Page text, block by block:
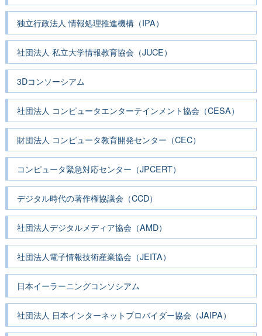
独立行政法人 情報処理推進機構（IPA）
社団法人 私立大学情報教育協会（JUCE）
3Dコンソーシアム
社団法人 コンピュータエンターテインメント協会（CESA）
財団法人 コンピュータ教育開発センター（CEC）
コンピュータ緊急対応センター（JPCERT）
デジタル時代の著作権協議会（CCD）
社団法人デジタルメディア協会（AMD）
社団法人電子情報技術産業協会（JEITA）
日本イーラーニングコンソシアム
社団法人 日本インターネットプロバイダー協会（JAIPA）